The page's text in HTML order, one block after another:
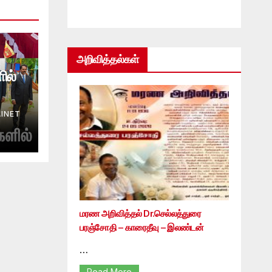
அறிவித்தல்கள்
மரண அறிவித்தல் Dr.செல்லத்துரை
பரஞ்சோதி – காரைதீவு – இலண்டன்
…